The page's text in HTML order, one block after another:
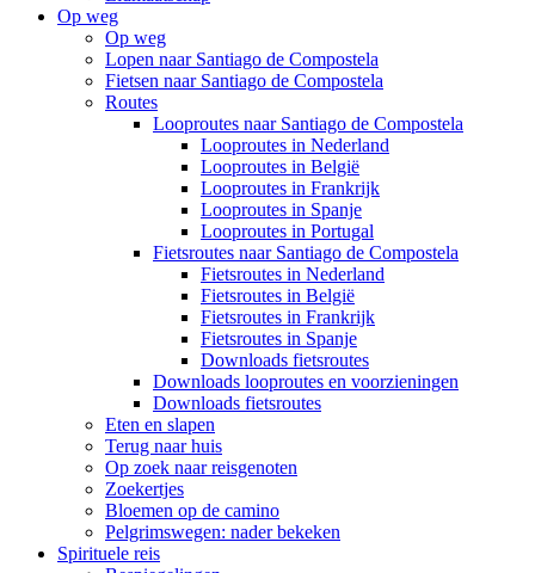
Op weg
Op weg
Lopen naar Santiago de Compostela
Fietsen naar Santiago de Compostela
Routes
Looproutes naar Santiago de Compostela
Looproutes in Nederland
Looproutes in België
Looproutes in Frankrijk
Looproutes in Spanje
Looproutes in Portugal
Fietsroutes naar Santiago de Compostela
Fietsroutes in Nederland
Fietsroutes in België
Fietsroutes in Frankrijk
Fietsroutes in Spanje
Downloads fietsroutes
Downloads looproutes en voorzieningen
Downloads fietsroutes
Eten en slapen
Terug naar huis
Op zoek naar reisgenoten
Zoekertjes
Bloemen op de camino
Pelgrimswegen: nader bekeken
Spirituele reis